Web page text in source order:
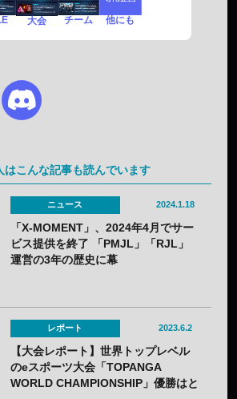
大会 チーム 他にも
はこんな記事も読んでいます
ニュース 2024.1.18
「X-MOMENT」、2024年4月でサー
ビス提供を終了 「PMJL」「RJL」
運営の3年の歴史に幕
レポート 2023.6.2
【大会レポート】世界トップレベル
のeスポーツ大会「TOPANGA
WORLD CHAMPIONSHIP」優勝はと